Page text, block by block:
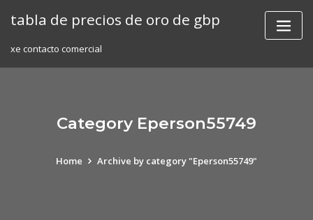
tabla de precios de oro de gbp
xe contacto comercial
Category Eperson55749
Home Archive by category "Eperson55749"